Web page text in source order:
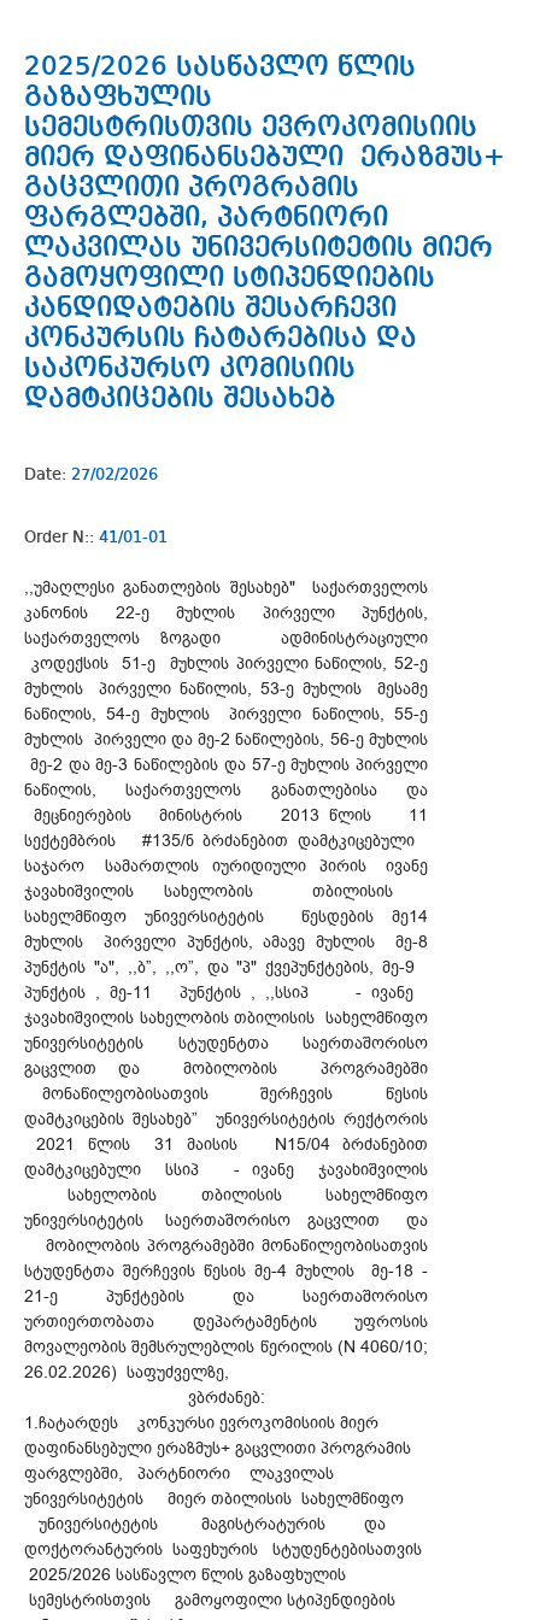
2025/2026 სასწავლო წლის
გაზაფხულის
სემესტრისთვის ევროკომისიის
მიერ დაფინანსებული ერაზმუს+
გაცვლითი პროგრამის
ფარგლებში, პარტნიორი
ლაკვილას უნივერსიტეტის მიერ
გამოყოფილი სტიპენდიების
კანდიდატების შესარჩევი
კონკურსის ჩატარებისა და
საკონკურსო კომისიის
დამტკიცების შესახებ
Date: 27/02/2026
Order N:: 41/01-01
,,უმაღლესი განათლების შესახებ" საქართველოს
კანონის 22-ე მუხლის პირველი პუნქტის,
საქართველოს ზოგადი ადმინისტრაციული
კოდექსის 51-ე მუხლის პირველი ნაწილის, 52-ე
მუხლის პირველი ნაწილის, 53-ე მუხლის მესამე
ნაწილის, 54-ე მუხლის პირველი ნაწილის, 55-ე
მუხლის პირველი და მე-2 ნაწილების, 56-ე მუხლის
მე-2 და მე-3 ნაწილების და 57-ე მუხლის პირველი
ნაწილის, საქართველოს განათლებისა და
მეცნიერების მინისტრის 2013 წლის 11
სექტემბრის #135/ნ ბრძანებით დამტკიცებული
საჯარო სამართლის იურიდიული პირის ივანე
ჯავახიშვილის სახელობის თბილისის
სახელმწიფო უნივერსიტეტის წესდების მე14
მუხლის პირველი პუნქტის, ამავე მუხლის მე-8
პუნქტის "ა", ,,ბ”, ,,ო”, და "პ" ქვეპუნქტების, მე-9
პუნქტის , მე-11 პუნქტის , ,,სსიპ - ივანე
ჯავახიშვილის სახელობის თბილისის სახელმწიფო
უნივერსიტეტის სტუდენტთა საერთაშორისო
გაცვლით და მობილობის პროგრამებში
მონაწილეობისათვის შერჩევის წესის
დამტკიცების შესახებ” უნივერსიტეტის რექტორის
2021 წლის 31 მაისის N15/04 ბრძანებით
დამტკიცებული სსიპ - ივანე ჯავახიშვილის
სახელობის თბილისის სახელმწიფო
უნივერსიტეტის საერთაშორისო გაცვლით და
მობილობის პროგრამებში მონაწილეობისათვის
სტუდენტთა შერჩევის წესის მე-4 მუხლის მე-18 -
21-ე პუნქტების და საერთაშორისო
ურთიერთობათა დეპარტამენტის უფროსის
მოვალეობის შემსრულებლის წერილის (N 4060/10;
26.02.2026) საფუძველზე,
ვბრძანებ:
1.ჩატარდეს კონკურსი ევროკომისიის მიერ
დაფინანსებული ერაზმუს+ გაცვლითი პროგრამის
ფარგლებში, პარტნიორი ლაკვილას
უნივერსიტეტის მიერ თბილისის სახელმწიფო
უნივერსიტეტის მაგისტრატურის და
დოქტორანტურის საფეხურის სტუდენტებისათვის
2025/2026 სასწავლო წლის გაზაფხულის
სემესტრისთვის გამოყოფილი სტიპენდიების